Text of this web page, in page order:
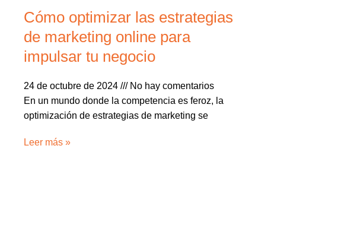
Cómo optimizar las estrategias
de marketing online para
impulsar tu negocio
24 de octubre de 2024
No hay comentarios
En un mundo donde la competencia es feroz, la
optimización de estrategias de marketing se
Leer más »